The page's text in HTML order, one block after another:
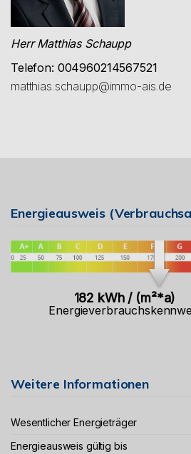
Herr Matthias Schaupp
Telefon: 004960214567521
matthias.schaupp@immo-ais.de
Energieausweis
182 kWh / (m²*a)
Weitere Informationen
Wesentlicher Energieträger
Energieausweis gültig bis